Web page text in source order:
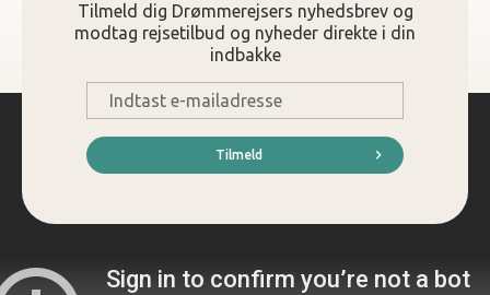
Tilmeld dig Drømmerejsers nyhedsbrev og
modtag rejsetilbud og nyheder direkte i din
indbakke
mail
*
Tilmeld